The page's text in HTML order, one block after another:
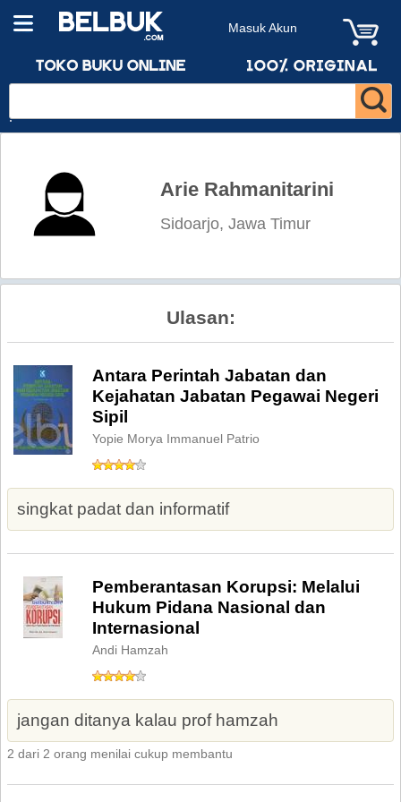
Masuk Akun
Arie Rahmanitarini
Sidoarjo, Jawa Timur
Ulasan:
Antara Perintah Jabatan dan
Kejahatan Jabatan Pegawai Negeri
Sipil
Yopie Morya Immanuel Patrio
singkat padat dan informatif
Pemberantasan Korupsi: Melalui
Hukum Pidana Nasional dan
Internasional
Andi Hamzah
jangan ditanya kalau prof hamzah
2 dari 2 orang menilai cukup membantu